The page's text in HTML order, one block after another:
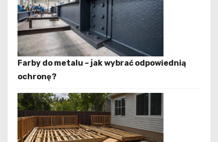
Farby do metalu – jak wybrać odpowiednią
ochronę?